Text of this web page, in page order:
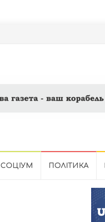
СОЦІУМ ПОЛІТИКА